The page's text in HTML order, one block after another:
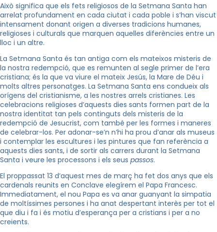
Això significa que els fets religiosos de la Setmana Santa han
arrelat profundament en cada ciutat i cada poble i s’han viscut
intensament donant origen a diverses tradicions humanes,
religioses i culturals que marquen aquelles diferències entre un
lloc i un altre.
La Setmana Santa és tan antiga com els mateixos misteris de
la nostra redempció, que es remunten al segle primer de l’era
cristiana; és la que va viure el mateix Jesús, la Mare de Déu i
molts altres personatges. La Setmana Santa ens condueix als
orígens del cristianisme, a les nostres arrels cristianes. Les
celebracions religioses d’aquests dies sants formen part de la
nostra identitat tan pels continguts dels misteris de la
redempció de Jesucrist, com també per les formes i maneres
de celebrar-los. Per adonar-se’n n’hi ha prou d’anar als museus
i contemplar les escultures i les pintures que fan referència a
aquests dies sants, i de sortir als carrers durant la Setmana
Santa i veure les processons i els seus passos.
El proppassat 13 d’aquest mes de març ha fet dos anys que els
cardenals reunits en Conclave elegírem el Papa Francesc.
Immediatament, el nou Papa es va anar guanyant la simpatia
de moltíssimes persones i ha anat despertant interès per tot el
que diu i fa i és motiu d’esperança per a cristians i per a no
creients.